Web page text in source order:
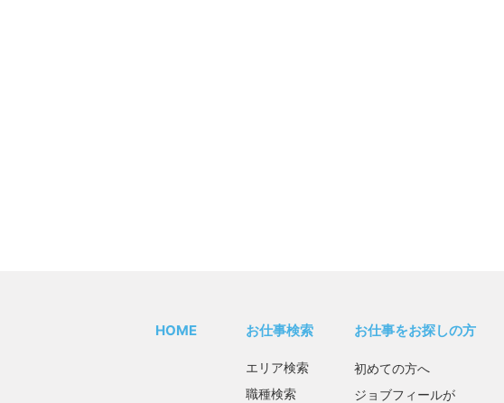
HOME お仕事検索
エリア検索
職種検索
お仕事をお探しの方
初めての方へ
ジョブフィールが